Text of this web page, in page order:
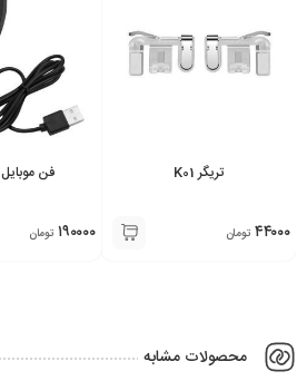
تریگر K01
۴۴۰۰۰ تومان
فن موبایل J-6008
۱۹۰۰۰۰ تومان
محصولات مشابه